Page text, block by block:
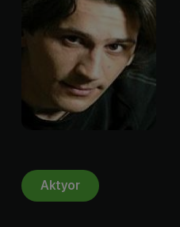
Aktyor